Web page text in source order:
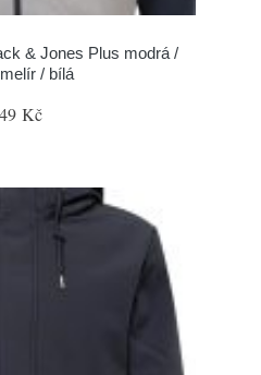
& Jones Plus modrá /
/ bílá
Kč